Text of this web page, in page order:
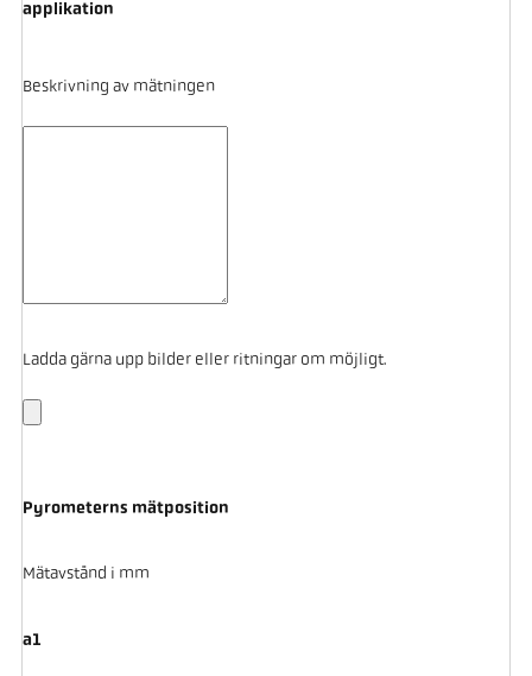
applikation
Beskrivning av mätningen
Ladda gärna upp bilder eller ritningar om möjligt.
Pyrometerns mätposition
Mätavstånd i mm
a1